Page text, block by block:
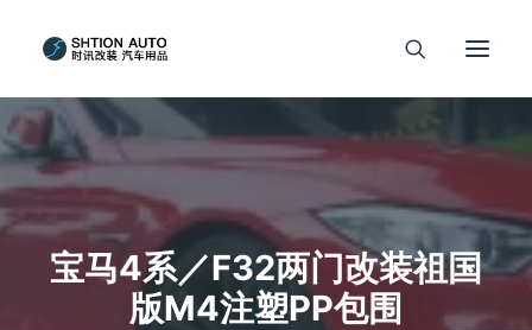
宝马4系／F32两门改装祖国
版M4注塑PP包围